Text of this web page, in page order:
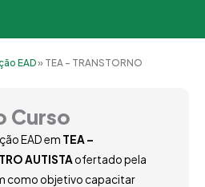
EAD» TEA – TRANSTORNO
Curso
EAD em TEA –
AUTISTAofertado pela
como objetivo capacitar